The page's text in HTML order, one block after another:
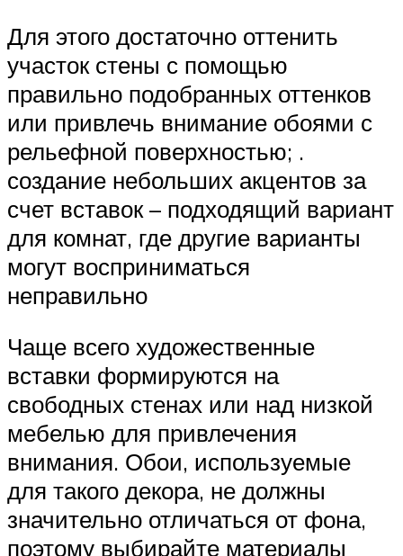
Для этого достаточно оттенить
участок стены с помощью
правильно подобранных оттенков
или привлечь внимание обоями с
рельефной поверхностью; .
создание небольших акцентов за
счет вставок – подходящий вариант
для комнат, где другие варианты
могут восприниматься
неправильно
Чаще всего художественные
вставки формируются на
свободных стенах или над низкой
мебелью для привлечения
внимания. Обои, используемые
для такого декора, не должны
значительно отличаться от фона,
поэтому выбирайте материалы